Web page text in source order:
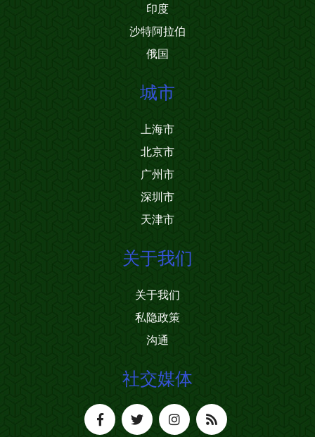
印度
沙特阿拉伯
俄国
城市
上海市
北京市
广州市
深圳市
天津市
关于我们
关于我们
私隐政策
沟通
社交媒体